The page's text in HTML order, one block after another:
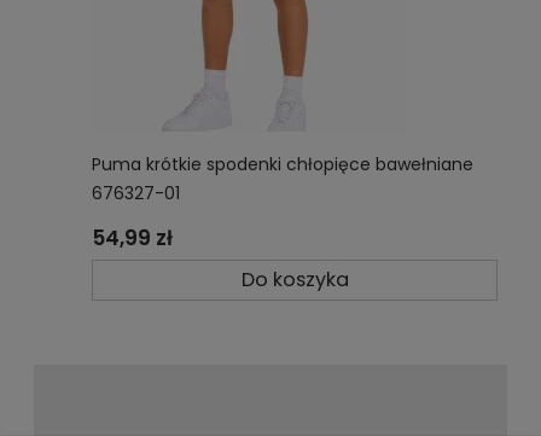
Puma krótkie spodenki chłopięce bawełniane
676327-01
54,99 zł
Do koszyka